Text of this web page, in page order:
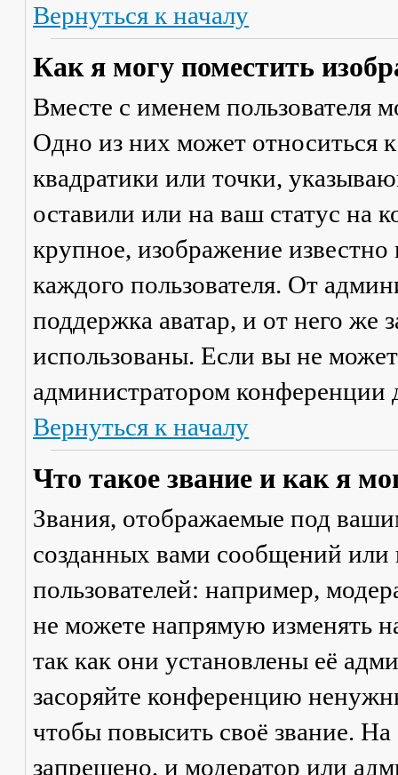
Вернуться к началу
Как я могу поместить
Вместе с именем пользователя
Одно из них может относиться
квадратики или точки,
оставили или на ваш статус на
крупное, изображение
каждого пользователя. От
поддержка аватар, и от него же
использованы. Если вы не
администратором конференции
Вернуться к началу
Что такое звание и как я
Звания, отображаемые под
созданных вами сообщений
пользователей: например,
не можете напрямую изменять
так как они установлены её
засоряйте конференцию
чтобы повысить своё звание.
запрещено, и модератор или